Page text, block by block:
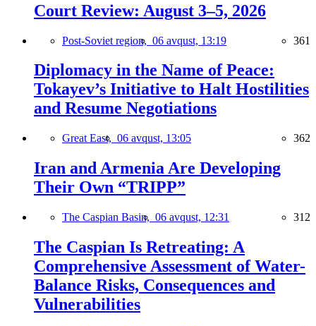
Court Review: August 3–5, 2026
Post-Soviet region, 06 avqust, 13:19 361
Diplomacy in the Name of Peace:
Tokayev’s Initiative to Halt Hostilities
and Resume Negotiations
Great East, 06 avqust, 13:05 362
Iran and Armenia Are Developing
Their Own “TRIPP”
The Caspian Basin, 06 avqust, 12:31 312
The Caspian Is Retreating: A
Comprehensive Assessment of Water-
Balance Risks, Consequences and
Vulnerabilities